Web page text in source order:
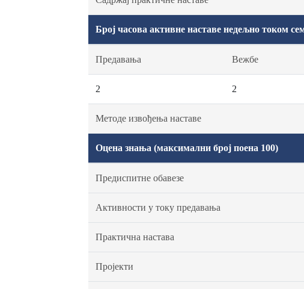
Број часова активне наставе недељно током
Предавања Вежбе
2 2
Методе извођења наставе
Оцена знања (максимални број поена 100)
Предиспитне обавезе
Активности у току предавања
Практична настава
Пројекти